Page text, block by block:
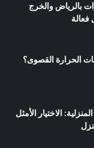
بالرياض والخرج
الحرارة القصوى؟
الاختيار الأمثل